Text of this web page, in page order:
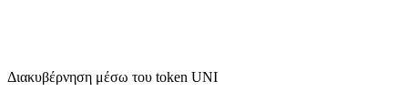
Διακυβέρνηση μέσω του token UNI